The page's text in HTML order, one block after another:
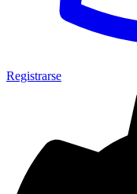
Registrarse